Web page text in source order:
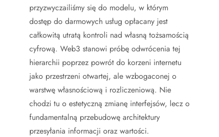
przyzwyczailiśmy się do modelu, w którym
dostęp do darmowych usług opłacany jest
całkowitą utratą kontroli nad własną tożsamością
cyfrową. Web3 stanowi próbę odwrócenia tej
hierarchii poprzez powrót do korzeni internetu
jako przestrzeni otwartej, ale wzbogaconej o
warstwę własnościową i rozliczeniową. Nie
chodzi tu o estetyczną zmianę interfejsów, lecz o
fundamentalną przebudowę architektury
przesyłania informacji oraz wartości.